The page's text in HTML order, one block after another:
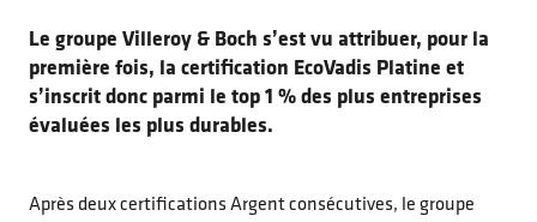
Le groupe Villeroy & Boch s’est vu attribuer, pour la
première fois, la certification EcoVadis Platine et
s’inscrit donc parmi le top 1 % des plus entreprises
évaluées les plus durables.
Après deux certifications Argent consécutives, le groupe